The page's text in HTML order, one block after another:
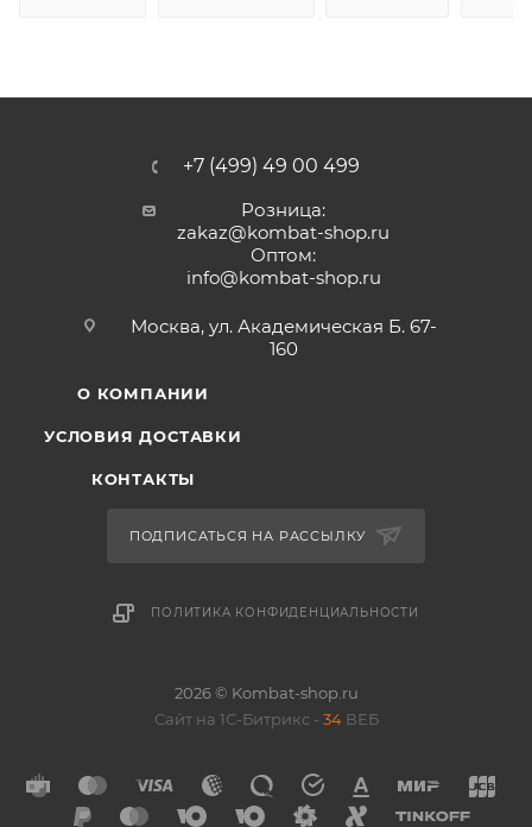
+7 (499) 49 00 499
Розница:
zakaz@kombat-shop.ru
Оптом:
info@kombat-shop.ru
Москва, ул. Академическая Б. 67-
160
О КОМПАНИИ
УСЛОВИЯ ДОСТАВКИ
КОНТАКТЫ
ПОДПИСАТЬСЯ НА РАССЫЛКУ
ПОЛИТИКА КОНФИДЕНЦИАЛЬНОСТИ
2026 © Kombat-shop.ru
Сайт на 1С-Битрикс - 34 ВЕБ